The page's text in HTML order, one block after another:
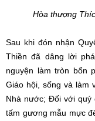
Hòa thượng
Sau khi đón nhận
Thiền đã dâng lời
nguyện làm tròn bổn
Giáo hội, sống và làm
Nhà nước; Đối với
tấm gương mẫu mực